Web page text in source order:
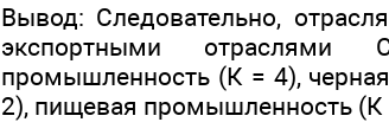
Вывод: Следовательно,
экспортными отраслями
промышленность (К = 4),
2), пищевая промышленность (К